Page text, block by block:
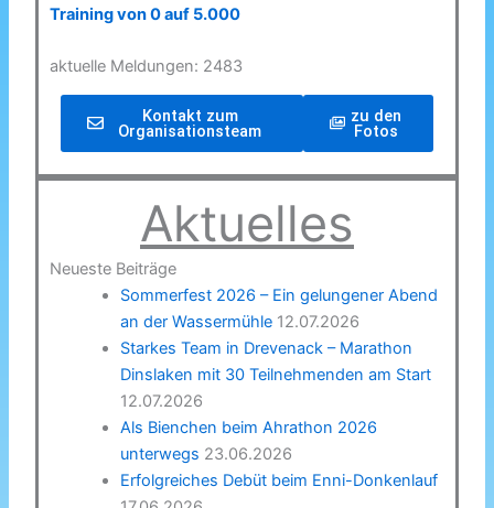
Training von 0 auf 5.000
aktuelle Meldungen: 2483
Kontakt zum
Organisationsteam
zu den
Fotos
Aktuelles
Neueste Beiträge
Sommerfest 2026 – Ein gelungener Abend
an der Wassermühle 12.07.2026
Starkes Team in Drevenack – Marathon
Dinslaken mit 30 Teilnehmenden am Start
12.07.2026
Als Bienchen beim Ahrathon 2026
unterwegs 23.06.2026
Erfolgreiches Debüt beim Enni-Donkenlauf